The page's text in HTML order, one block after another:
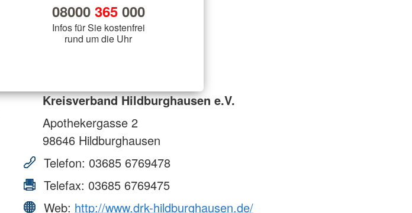
08000 365000
Infos für Sie kostenfrei
rund um die Uhr
Kreisverband Hildburghausen e.V.
Apothekergasse 2
98646 Hildburghausen
Telefon: 03685 6769478
Telefax: 03685 6769475
Web: http://www.drk-hildburghausen.de/